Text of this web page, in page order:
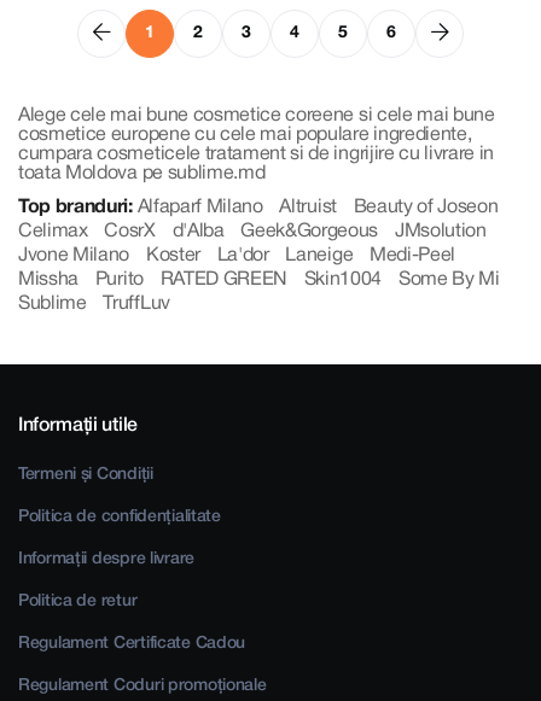
1 2 3 4 5 6
Alege cele mai bune cosmetice coreene si cele mai bune
cosmetice europene cu cele mai populare ingrediente,
cumpara cosmeticele tratament si de ingrijire cu livrare in
toata Moldova pe sublime.md
Top branduri: Alfaparf Milano Altruist
Beauty of Joseon
Celimax
CosrX d'Alba Geek&Gorgeous
JMsolution
Jvone Milano
Koster La'dor Laneige
Medi-Peel
Missha
Purito RATED GREEN Skin1004
Some By Mi
Sublime
TruffLuv
Informații utile
Termeni și Condiții
Politica de confidențialitate
Informații despre livrare
Politica de retur
Regulament Certificate Cadou
Regulament Coduri promoționale